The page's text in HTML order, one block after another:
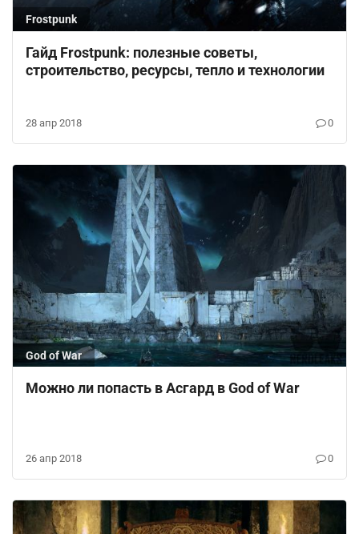
Frostpunk
Гайд Frostpunk: полезные советы,
строительство, ресурсы, тепло и технологии
28 апр 2018 0
God of War
Можно ли попасть в Асгард в God of War
26 апр 2018 0